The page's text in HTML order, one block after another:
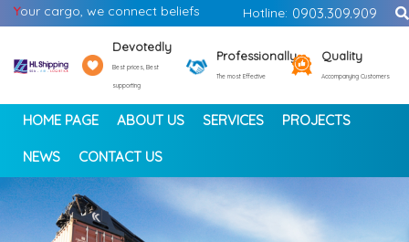
Your cargo, we connect beliefs Hotline: 0903.309.909
Devotedly
Best prices, Best
supporting
Professionally
The most Effective
Quality
Accompanying Customers
HOME PAGE ABOUT US SERVICES PROJECTS
NEWS CONTACT US